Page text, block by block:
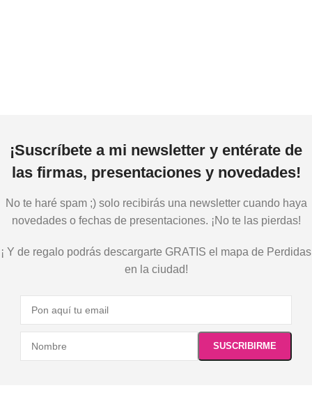
¡Suscríbete a mi newsletter y entérate de
las firmas, presentaciones y novedades!
No te haré spam ;) solo recibirás una newsletter cuando haya
novedades o fechas de presentaciones. ¡No te las pierdas!
¡ Y de regalo podrás descargarte GRATIS el mapa de Perdidas
en la ciudad!